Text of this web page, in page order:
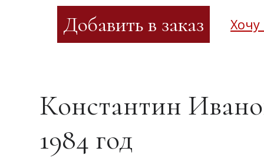
Хочу
Константин
1984 год